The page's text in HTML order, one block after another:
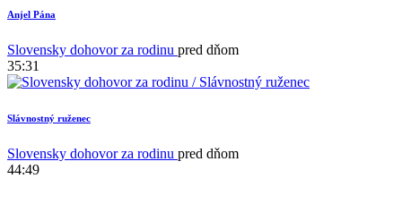
Anjel Pána
Slovensky dohovor za rodinu pred dňom
35:31
Slávnostný ruženec
Slovensky dohovor za rodinu pred dňom
44:49